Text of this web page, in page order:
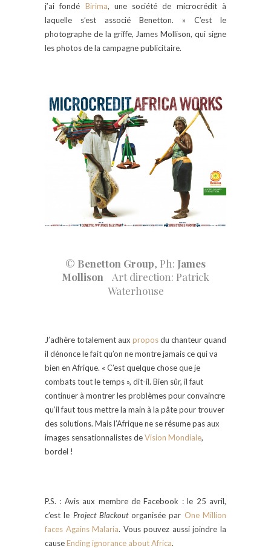
j’ai fondé Birima, une société de microcrédit à
laquelle s’est associé Benetton. » C’est le
photographe de la griffe, James Mollison, qui signe
les photos de la campagne publicitaire.
© Benetton Group, Ph: James
Mollison
Art direction: Patrick
Waterhouse
J’adhère totalement aux proposdu chanteur quand
il dénonce le fait qu’on ne montre jamais ce qui va
bien en Afrique. « C’est quelque chose que je
combats tout le temps », dit-il. Bien sûr, il faut
continuer à montrer les problèmes pour convaincre
qu’il faut tous mettre la main à la pâte pour trouver
des solutions. Mais l’Afrique ne se résume pas aux
images sensationnalistes deVision Mondiale,
bordel !
P.S. : Avis aux membre de Facebook : le 25 avril,
c’est le Project Blackoutorganisée par One Million
faces Agains Malaria. Vous pouvez aussi joindre la
causeEnding ignorance about Africa.